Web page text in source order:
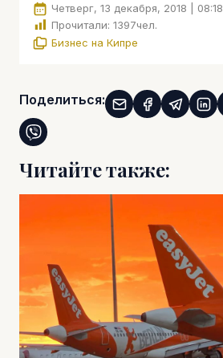
Четверг, 13 декабря, 2018 | 08:18
Прочитали: 1397чел.
Бизнес на Кипре
Поделиться:
Читайте также: